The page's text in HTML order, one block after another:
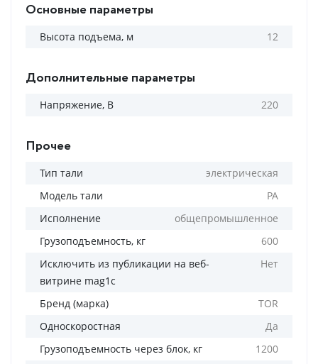
Основные параметры
Высота подъема, м 12
Дополнительные параметры
Напряжение, В 220
Прочее
Тип тали
электрическая
Модель тали
РА
Исполнение
общепромышленное
Грузоподъемность, кг
600
Исключить из публикации на веб-
витрине mag1c
Нет
Бренд (марка)
TOR
Односкоростная
Да
Грузоподъемность через блок, кг
1200